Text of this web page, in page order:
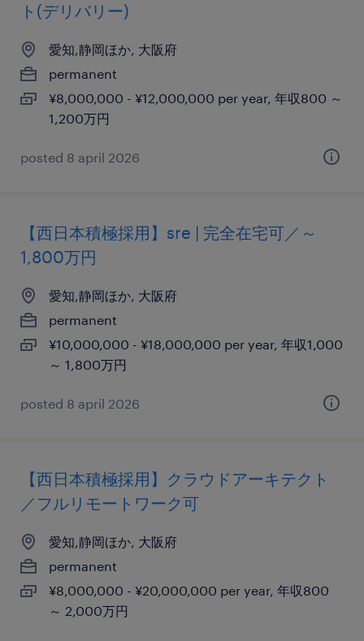
ト(デリバリー)
愛知,静岡ほか, 大阪府
permanent
¥8,000,000 - ¥12,000,000 per year, 年収800 ～
1,200万円
posted 8 april 2026
【西日本積極採用】sre | 完全在宅可／～
1,800万円
愛知,静岡ほか, 大阪府
permanent
¥10,000,000 - ¥18,000,000 per year, 年収1,000
～ 1,800万円
posted 8 april 2026
【西日本積極採用】クラウドアーキテクト
／フルリモートワーク可
愛知,静岡ほか, 大阪府
permanent
¥8,000,000 - ¥20,000,000 per year, 年収800
～ 2,000万円